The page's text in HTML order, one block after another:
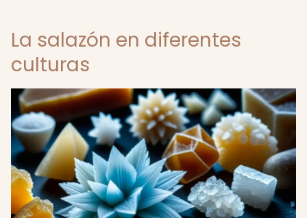
La salazón en diferentes
culturas